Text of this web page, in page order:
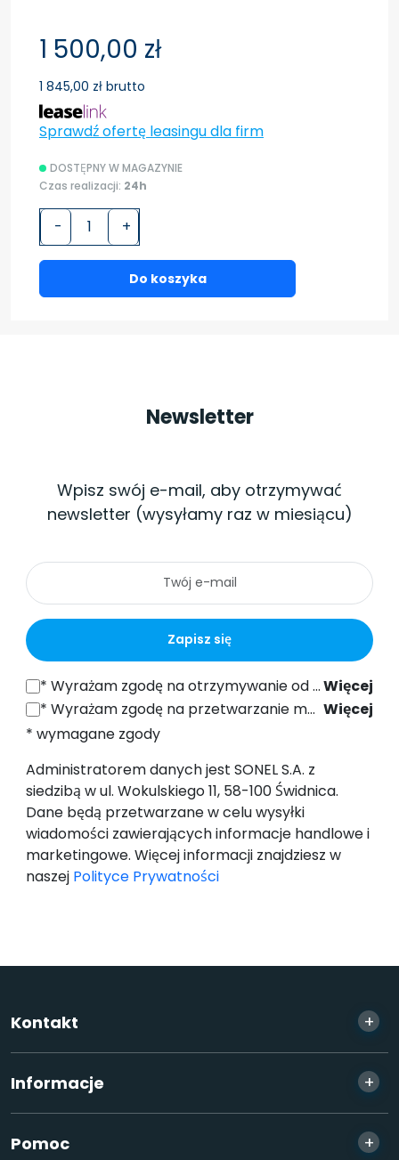
1 500,00 zł
1 845,00 zł brutto
Sprawdź ofertę leasingu dla firm
DOSTĘPNY W MAGAZYNIE
Czas realizacji: 24h
- +
Do koszyka
Newsletter
Wpisz swój e-mail, aby otrzymywać
newsletter (wysyłamy raz w miesiącu)
Zapisz się
*Wyrażam zgodę na otrzymywanie od SONEL S.A. z siedzibą w ul. Wokulskiego 11, 58-100 Świdnica informacji handlowych drogą elektroniczną (na podany adres e-mail) w celach marketingowych, zgodnie z art. 398 ustawy z dnia 12 lipca 2024 r. Prawo Komunikacji Elektronicznej. Więcej
*Wyrażam zgodę na przetwarzanie moich danych osobowych (adres e-mail) przez SONEL S.A. z siedzibą w ul. Wokulskiego 11, 58-100 Świdnica, w celu wysyłki newslettera zawierającego informacje handlowe i marketingowe, zgodnie z art. 6 ust. 1 lit. a) Ogólnego Rozporządzenia o Ochronie Danych (RODO).
Więcej
* wymagane zgody
Administratorem danych jest SONEL S.A. z
siedzibą w ul. Wokulskiego 11, 58-100 Świdnica.
Dane będą przetwarzane w celu wysyłki
wiadomości zawierających informacje handlowe i
marketingowe. Więcej informacji znajdziesz w
naszej Polityce Prywatności
Kontakt +
Informacje +
Pomoc +